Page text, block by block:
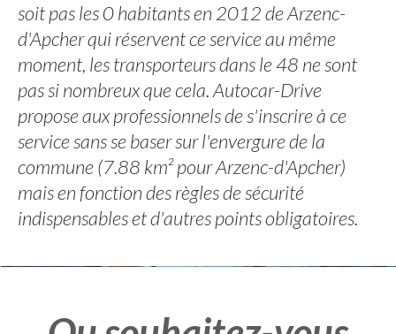
soit pas les 0 habitants en 2012 de Arzenc-
d'Apcher qui réservent ce service au même
moment, les transporteurs dans le 48 ne sont
pas si nombreux que cela. Autocar-Drive
propose aux professionnels de s'inscrire à ce
service sans se baser sur l'envergure de la
commune (7.88 km² pour Arzenc-d'Apcher)
mais en fonction des règles de sécurité
indispensables et d'autres points obligatoires.